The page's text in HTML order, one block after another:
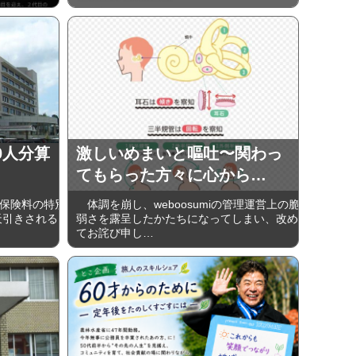
分算
険料の特別
きされる
激しいめまいと嘔吐〜関わっ
てもらった方々に心から…
体調を崩し、weboosumiの管理運営上の脆
弱さを露呈したかたちになってしまい、改め
てお詫び申し…